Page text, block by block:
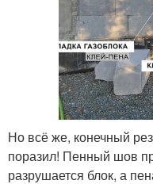
Но всё же, конечный
поразил! Пенный шов
разрушается блок, а